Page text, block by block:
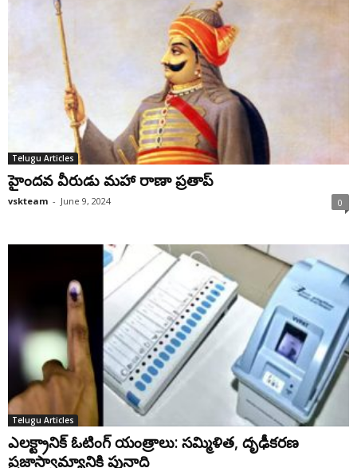
Telugu Articles
హైందవ వీరుడు మహా రాణా ప్రతాప్‌
vskteam - June 9, 2024 0
Telugu Articles
ఎలక్ట్రానిక్ ఓటింగ్ యంత్రాలు: సమ్మిళిత, దృఢీకరణ
ప్రజాస్వామ్యానికి పునాది